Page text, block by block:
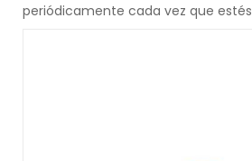
periódicamente cada vez que estés